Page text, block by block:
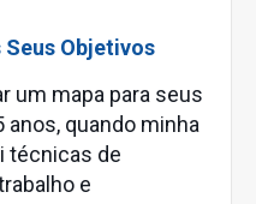
Seus Objetivos
um mapa para seus
anos, quando minha
técnicas de
e